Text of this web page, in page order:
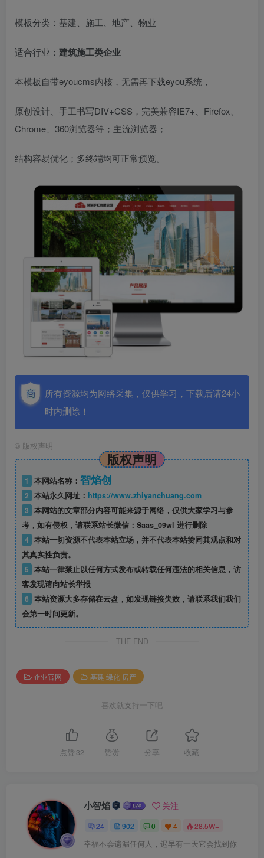
模板分类：基建、施工、地产、物业
适合行业： 建筑施工类企业
本模板自带eyoucms内核，无需再下载eyou系统，
原创设计、手工书写DIV+CSS，完美兼容IE7+、Firefox、
Chrome、360浏览器等；主流浏览器；
结构容易优化；多终端均可正常预览。
所有资源均为网络采集，仅供学习，下载后请24小
时内删除！
© 版权声明
版权声明
1 本网站名称： 智焰创
2 本站永久网址： https://www.zhiyanchuang.com
3 本网站的文章部分内容可能来源于网络，仅供大家学习与参
考，如有侵权，请联系站长微信：Saas_09wl 进行删除
4 本站一切资源不代表本站立场，并不代表本站赞同其观点和对
其真实性负责。
5 本站一律禁止以任何方式发布或转载任何违法的相关信息，访
客发现请向站长举报
6 本站资源大多存储在云盘，如发现链接失效，请联系我们我们
会第一时间更新。
THE END
企业官网 基建|绿化|房产
喜欢就支持一下吧
点赞 32 赞赏 分享 收藏
小智焰 关注
24 902 0 4 28.5W+
幸福不会遗漏任何人，迟早有一天它会找到你